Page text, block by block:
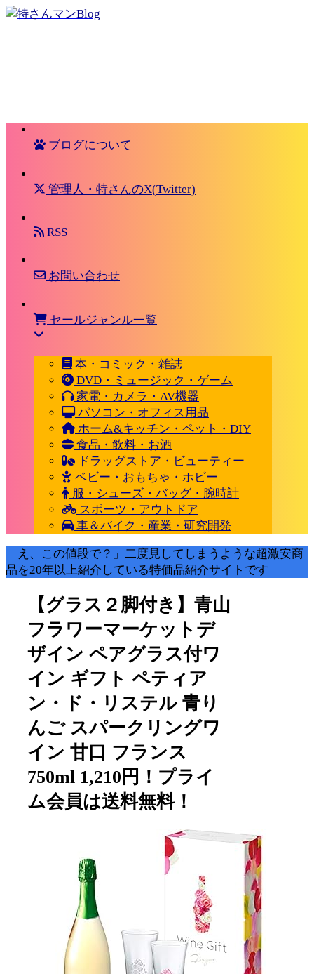
ブログについて
管理人・特さんのX(Twitter)
RSS
お問い合わせ
セールジャンル一覧
本・コミック・雑誌
DVD・ミュージック・ゲーム
家電・カメラ・AV機器
パソコン・オフィス用品
ホーム&キッチン・ペット・DIY
食品・飲料・お酒
ドラッグストア・ビューティー
ベビー・おもちゃ・ホビー
服・シューズ・バッグ・腕時計
スポーツ・アウトドア
車＆バイク・産業・研究開発
「え、この値段で？」二度見してしまうような超激安商
品を20年以上紹介している特価品紹介サイトです
【グラス２脚付き】青山
フラワーマーケットデ
ザイン ペアグラス付ワ
イン ギフト ペティア
ン・ド・リステル 青り
んご スパークリングワ
イン 甘口 フランス
750ml 1,210円！プライ
ム会員は送料無料！